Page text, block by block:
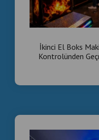
İkinci El Boks
Kontrolünden